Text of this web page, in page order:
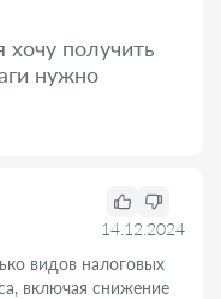
хочу получить
нужно
14.12.2024
видов налоговых
включая снижение